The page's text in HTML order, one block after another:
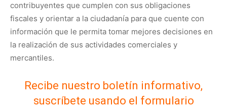
contribuyentes que cumplen con sus obligaciones
fiscales y orientar a la ciudadanía para que cuente con
información que le permita tomar mejores decisiones en
la realización de sus actividades comerciales y
mercantiles.
Recibe nuestro boletín informativo,
suscríbete usando el formulario